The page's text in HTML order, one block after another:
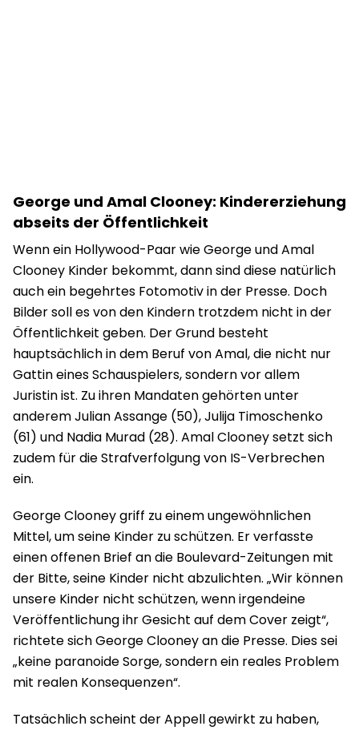
George und Amal Clooney: Kindererziehung
abseits der Öffentlichkeit
Wenn ein Hollywood-Paar wie George und Amal
Clooney Kinder bekommt, dann sind diese natürlich
auch ein begehrtes Fotomotiv in der Presse. Doch
Bilder soll es von den Kindern trotzdem nicht in der
Öffentlichkeit geben. Der Grund besteht
hauptsächlich in dem Beruf von Amal, die nicht nur
Gattin eines Schauspielers, sondern vor allem
Juristin ist. Zu ihren Mandaten gehörten unter
anderem Julian Assange (50), Julija Timoschenko
(61) und Nadia Murad (28). Amal Clooney setzt sich
zudem für die Strafverfolgung von IS-Verbrechen
ein.
George Clooney griff zu einem ungewöhnlichen
Mittel, um seine Kinder zu schützen. Er verfasste
einen offenen Brief an die Boulevard-Zeitungen mit
der Bitte, seine Kinder nicht abzulichten. „Wir können
unsere Kinder nicht schützen, wenn irgendeine
Veröffentlichung ihr Gesicht auf dem Cover zeigt“,
richtete sich George Clooney an die Presse. Dies sei
„keine paranoide Sorge, sondern ein reales Problem
mit realen Konsequenzen“.
Tatsächlich scheint der Appell gewirkt zu haben,